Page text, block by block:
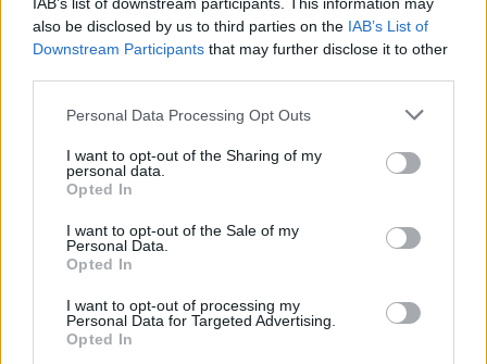
also be disclosed by us to third parties on the IAB’s List of
Downstream Participants that may further disclose it to other
Personal Data Processing Opt Outs
I want to opt-out of the Sharing of my
personal data.
Opted In
I want to opt-out of the Sale of my
Personal Data.
Opted In
I want to opt-out of processing my
Personal Data for Targeted Advertising.
Opted In
ΤΕΧΝΟΛΟΓΙΑ
μεγαλύτερο άγχος;
Οι συσκευές παρακολούθησης των μωρών είναι πλέον ένα από τα